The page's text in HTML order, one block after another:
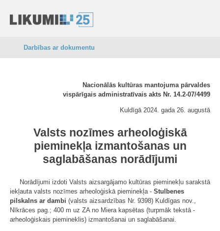
Darbības ar dokumentu
Nacionālās kultūras mantojuma pārvaldes
vispārīgais administratīvais akts Nr. 14.2-07/4499
Kuldīgā 2024. gada 26. augustā
Valsts nozīmes arheoloģiskā
pieminekļa izmantošanas un
saglabāšanas norādījumi
Norādījumi izdoti Valsts aizsargājamo kultūras pieminekļu sarakstā
iekļauta valsts nozīmes arheoloģiskā pieminekļa - Stulbenes
pilskalns ar dambi (valsts aizsardzības Nr. 9398) Kuldīgas nov.,
Nīkrāces pag.; 400 m uz ZA no Miera kapsētas (turpmāk tekstā -
arheoloģiskais piemineklis) izmantošanai un saglabāšanai.